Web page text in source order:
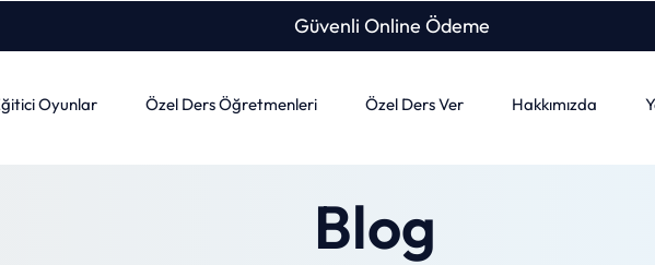
Güvenli Online Ödeme
Oyunlar Özel Ders Öğretmenleri Özel Ders Ver Hakkımızda
Blog